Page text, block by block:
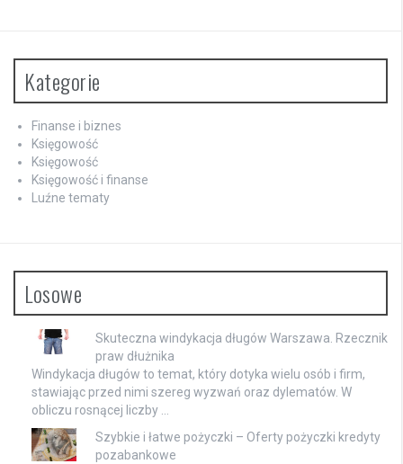
Kategorie
Finanse i biznes
Księgowość
Księgowość
Księgowość i finanse
Luźne tematy
Losowe
Skuteczna windykacja długów Warszawa. Rzecznik
praw dłużnika
Windykacja długów to temat, który dotyka wielu osób i firm,
stawiając przed nimi szereg wyzwań oraz dylematów. W
obliczu rosnącej liczby …
Szybkie i łatwe pożyczki – Oferty pożyczki kredyty
pozabankowe